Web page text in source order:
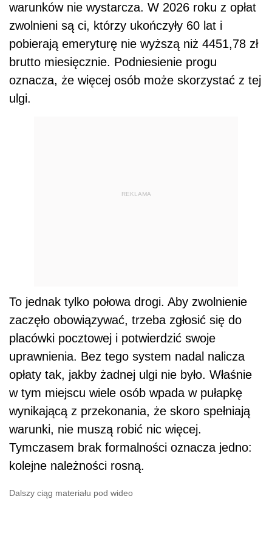
warunków nie wystarcza. W 2026 roku z opłat
zwolnieni są ci, którzy ukończyły 60 lat i
pobierają emeryturę nie wyższą niż 4451,78 zł
brutto miesięcznie. Podniesienie progu
oznacza, że więcej osób może skorzystać z tej
ulgi.
REKLAMA
To jednak tylko połowa drogi. Aby zwolnienie
zaczęło obowiązywać, trzeba zgłosić się do
placówki pocztowej i potwierdzić swoje
uprawnienia. Bez tego system nadal nalicza
opłaty tak, jakby żadnej ulgi nie było. Właśnie
w tym miejscu wiele osób wpada w pułapkę
wynikającą z przekonania, że skoro spełniają
warunki, nie muszą robić nic więcej.
Tymczasem brak formalności oznacza jedno:
kolejne należności rosną.
Dalszy ciąg materiału pod wideo